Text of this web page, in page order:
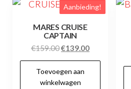
Aanbieding!
MARES CRUISE
CAPTAIN
€159.00Oorspronkelijke
prijs
was:
€159.00.
€139.00Huidige
prijs
Toevoegen aan
winkelwagen